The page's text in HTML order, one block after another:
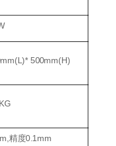
500mm(H)
精度0.1mm